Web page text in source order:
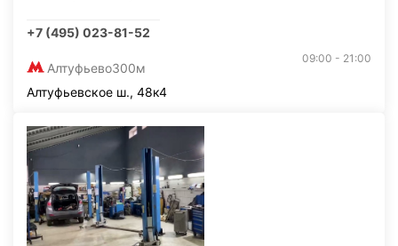
+7 (495) 023-81-52
Алтуфьево300м
09:00 - 21:00
Алтуфьевское ш., 48к4